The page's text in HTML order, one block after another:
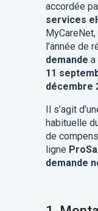
accordée
services
l’année de
demande a
11
décembre
Il s’agit
habituelle
de
ligne
demande